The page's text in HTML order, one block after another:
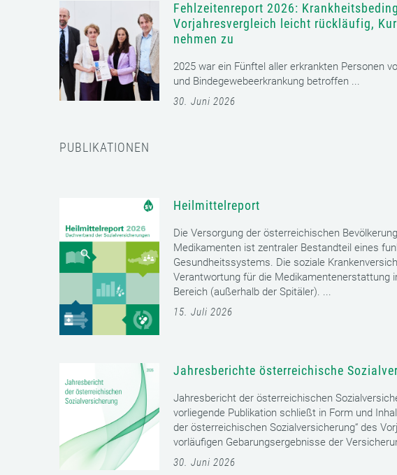
Fehlzeitenreport 2026:
Vorjahresvergleich leicht rückläufig,
nehmen zu
2025 war ein Fünftel aller erkrankten Personen
und Bindegewebeerkrankung betroffen ...
30. Juni 2026
PUBLIKATIONEN
Heilmittelreport
Die Versorgung der österreichischen
Medikamenten ist zentraler Bestandteil eines
Gesundheitssystems. Die soziale
Verantwortung für die Medikamentenerstattung
Bereich (außerhalb der Spitäler). ...
15. Juli 2026
Jahresberichte österreichische
Jahresbericht der österreichischen
vorliegende Publikation schließt in Form und
der österreichischen Sozialversicherung“ des
vorläufigen Gebarungsergebnisse der
30. Juni 2026